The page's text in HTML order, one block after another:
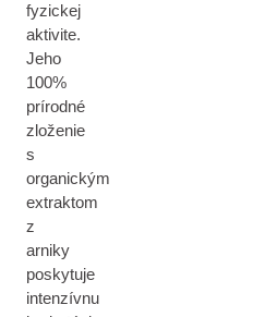
fyzickej
aktivite.
Jeho
100%
prírodné
zloženie
s
organickým
extraktom
z
arniky
poskytuje
intenzívnu